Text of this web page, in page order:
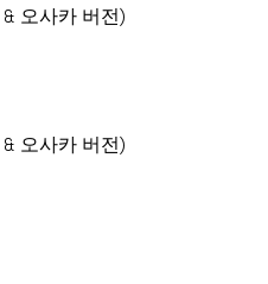
오사카 버전)
오사카 버전)